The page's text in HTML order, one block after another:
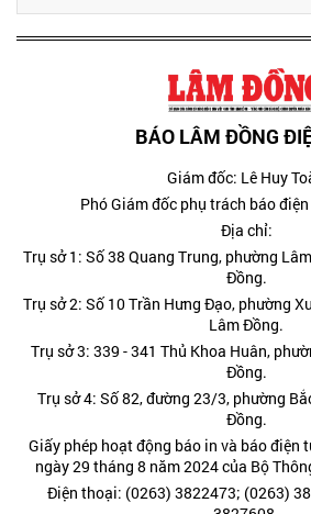
BÁO LÂM ĐỒNG
Giám đốc: Lê Huy
Phó Giám đốc phụ trách báo
Địa chỉ:
Trụ sở 1: Số 38 Quang Trung, phường
Đồng.
Trụ sở 2: Số 10 Trần Hưng Đạo, phường
Lâm Đồng.
Trụ sở 3: 339 - 341 Thủ Khoa Huân,
Đồng.
Trụ sở 4: Số 82, đường 23/3, phường
Đồng.
Giấy phép hoạt động báo in và báo điện
ngày 29 tháng 8 năm 2024 của Bộ
Điện thoại: (0263) 3822473; (0263)